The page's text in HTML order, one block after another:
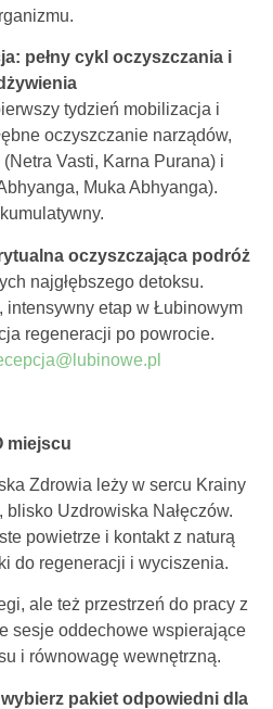
pełny cykl oczyszczania i
tydzień mobilizacja i
oczyszczanie narządów,
Vasti, Karna Purana) i
Muka Abhyanga).
oczyszczająca podróż
najgłębszego detoksu.
intensywny etap w Łubinowym
regeneracji po powrocie.
miejscu
Zdrowia leży w sercu Krainy
blisko Uzdrowiska Nałęczów.
powietrze i kontakt z naturą
do regeneracji i wyciszenia.
ale też przestrzeń do pracy z
sesje oddechowe wspierające
i równowagę wewnętrzną.
pakiet odpowiedni dla